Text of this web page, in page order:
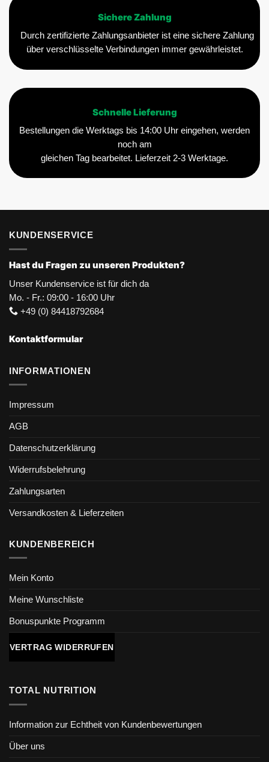
Sichere Zahlung
Durch zertifizierte Zahlungsanbieter ist eine sichere Zahlung
über verschlüsselte Verbindungen immer gewährleistet.
Schnelle Lieferung
Bestellungen die Werktags bis 14:00 Uhr eingehen, werden
noch am
gleichen Tag bearbeitet. Lieferzeit 2-3 Werktage.
KUNDENSERVICE
Hast du Fragen zu unseren Produkten?
Unser Kundenservice ist für dich da
Mo. - Fr.: 09:00 - 16:00 Uhr
+49 (0) 84418792684
Kontaktformular
INFORMATIONEN
Impressum
AGB
Datenschutzerklärung
Widerrufsbelehrung
Zahlungsarten
Versandkosten & Lieferzeiten
KUNDENBEREICH
Mein Konto
Meine Wunschliste
Bonuspunkte Programm
VERTRAG WIDERRUFEN
TOTAL NUTRITION
Information zur Echtheit von Kundenbewertungen
Über uns